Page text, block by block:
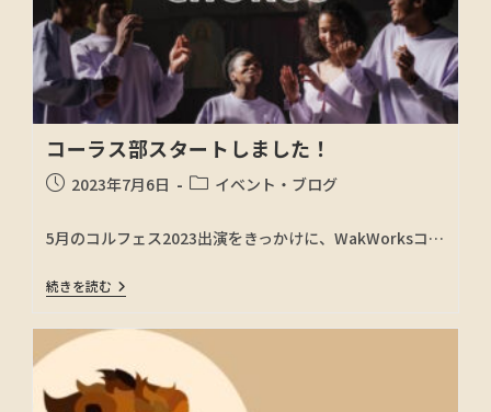
コーラス部スタートしました！
2023年7月6日 イベント・ブログ
5月のコルフェス2023出演をきっかけに、WakWorksコ…
続きを読む